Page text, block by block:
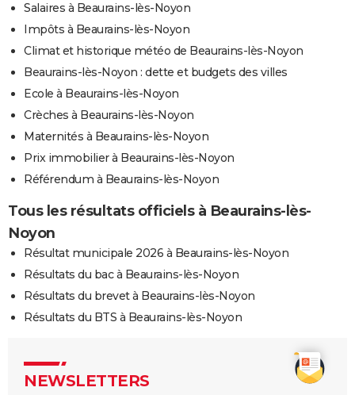
Salaires à Beaurains-lès-Noyon
Impôts à Beaurains-lès-Noyon
Climat et historique météo de Beaurains-lès-Noyon
Beaurains-lès-Noyon : dette et budgets des villes
Ecole à Beaurains-lès-Noyon
Crèches à Beaurains-lès-Noyon
Maternités à Beaurains-lès-Noyon
Prix immobilier à Beaurains-lès-Noyon
Référendum à Beaurains-lès-Noyon
Tous les résultats officiels à Beaurains-lès-
Noyon
Résultat municipale 2026 à Beaurains-lès-Noyon
Résultats du bac à Beaurains-lès-Noyon
Résultats du brevet à Beaurains-lès-Noyon
Résultats du BTS à Beaurains-lès-Noyon
NEWSLETTERS